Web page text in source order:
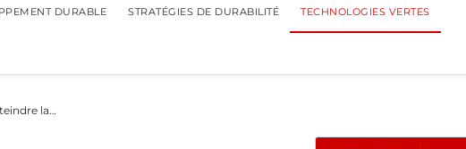
DURABLE STRATÉGIES DE DURABILITÉ TECHNOLOGIES VERTES
la…